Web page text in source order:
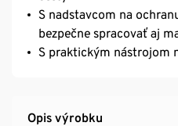
S nadstavcom na
bezpečne spracovať aj
S praktickým nástrojom
Opis výrobku